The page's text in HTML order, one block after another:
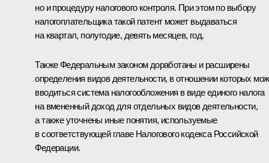
но и процедуру налогового контроля. При этом по выбору
налогоплательщика такой патент может выдаваться
на квартал, полугодие, девять месяцев, год.
Также Федеральным законом доработаны и расширены
определения видов деятельности, в отношении которых
вводиться система налогообложения в виде единого налога
на вмененный доход для отдельных видов деятельности,
а также уточнены иные понятия, используемые
в соответствующей главе Налогового кодекса Российской
Федерации.